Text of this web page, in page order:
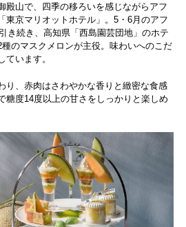
殿山で、四季の移ろいを感じながらアフ
東京マリオットホテル」。5・6月のアフ
き続き、高知県「西島園芸団地」のホテ
のマスクメロンが主役。味わいへのこだ
ています。
り、赤肉はさわやかな香りと緻密な食感
糖度14度以上の甘さをしっかりと楽しめ